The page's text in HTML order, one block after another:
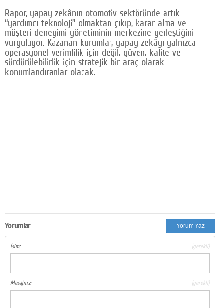
Rapor, yapay zekânın otomotiv sektöründe artık
“yardımcı teknoloji” olmaktan çıkıp, karar alma ve
müşteri deneyimi yönetiminin merkezine yerleştiğini
vurguluyor. Kazanan kurumlar, yapay zekâyı yalnızca
operasyonel verimlilik için değil, güven, kalite ve
sürdürülebilirlik için stratejik bir araç olarak
konumlandıranlar olacak.
Yorumlar Yorum Yaz
İsim: (gerekli)
Mesajınız: (gerekli)